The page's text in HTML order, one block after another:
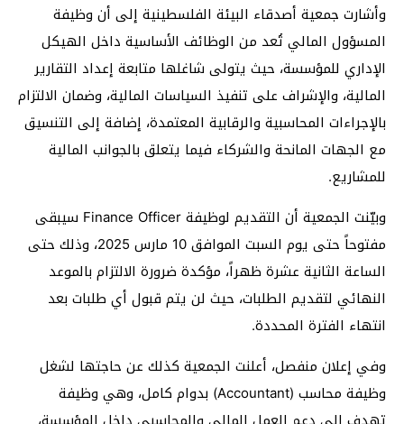
وأشارت جمعية أصدقاء البيئة الفلسطينية إلى أن وظيفة
المسؤول المالي تُعد من الوظائف الأساسية داخل الهيكل
الإداري للمؤسسة، حيث يتولى شاغلها متابعة إعداد التقارير
المالية، والإشراف على تنفيذ السياسات المالية، وضمان الالتزام
بالإجراءات المحاسبية والرقابية المعتمدة، إضافة إلى التنسيق
مع الجهات المانحة والشركاء فيما يتعلق بالجوانب المالية
للمشاريع.
وبيّنت الجمعية أن التقديم لوظيفة Finance Officer سيبقى
مفتوحاً حتى يوم السبت الموافق 10 مارس 2025، وذلك حتى
الساعة الثانية عشرة ظهراً، مؤكدة ضرورة الالتزام بالموعد
النهائي لتقديم الطلبات، حيث لن يتم قبول أي طلبات بعد
انتهاء الفترة المحددة.
وفي إعلان منفصل، أعلنت الجمعية كذلك عن حاجتها لشغل
وظيفة محاسب (Accountant) بدوام كامل، وهي وظيفة